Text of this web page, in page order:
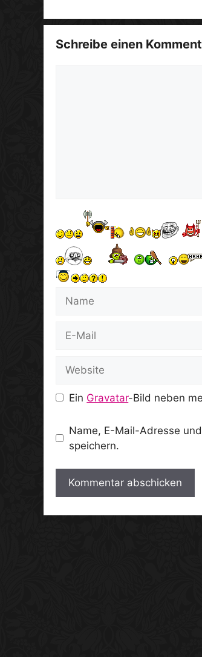
Schreibe einen
Name
Website
Ein Gravatar-Bild neben
Name, E-Mail-Adresse
speichern.